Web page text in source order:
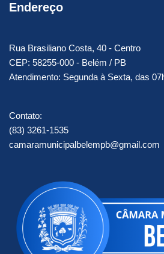
Endereço
Rua Brasiliano Costa, 40 - Centro
CEP: 58255-000 - Belém / PB
Atendimento: Segunda à Sexta, das
Contato:
(83) 3261-1535
camaramunicipalbelempb@gmail.com